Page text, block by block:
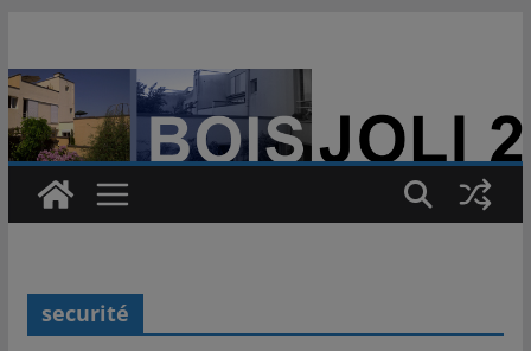
contenu
securité